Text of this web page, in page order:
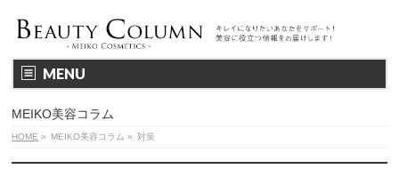
MENU
MEIKO美容コラム
HOME » MEIKO美容コラム » 対策